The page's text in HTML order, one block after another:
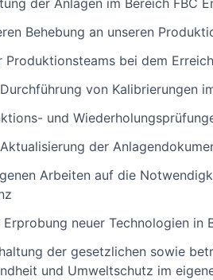
der Anlagen im Bereich FBC
Behebung an unseren
Produktionsteams bei dem
von Kalibrierungen
und
der
Arbeiten auf die
neuer Technologien in
der gesetzlichen sowie
und Umweltschutz im